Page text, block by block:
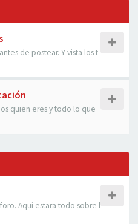
de postear. Y vista los t
quien eres y todo lo que
Aqui estara todo sobre l